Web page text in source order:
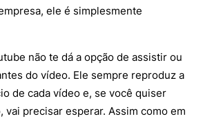
ele é simplesmente
não te dá a opção de assistir ou
do vídeo. Ele sempre reproduz a
de cada vídeo e, se você quiser
vai precisar esperar. Assim como em